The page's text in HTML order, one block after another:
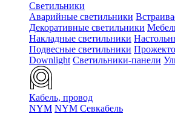
Светильники
Аварийные светильники
Декоративные светильники
Накладные светильники
Подвесные светильники
Downlight Светильники-панели
Кабель, провод
NYM NYM Севкабель